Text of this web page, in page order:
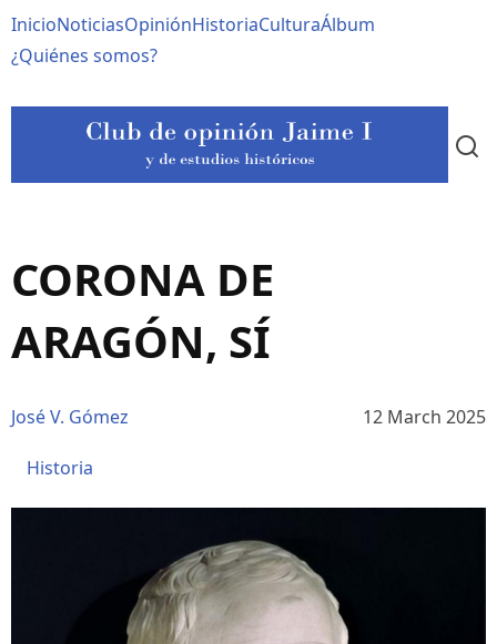
al
contenido
Navegación
principal
InicioNoticiasOpiniónHistoriaCulturaÁlbum
¿Quiénes somos?
CORONA DE
ARAGÓN, SÍ
José V. Gómez 12 March 2025
Historia